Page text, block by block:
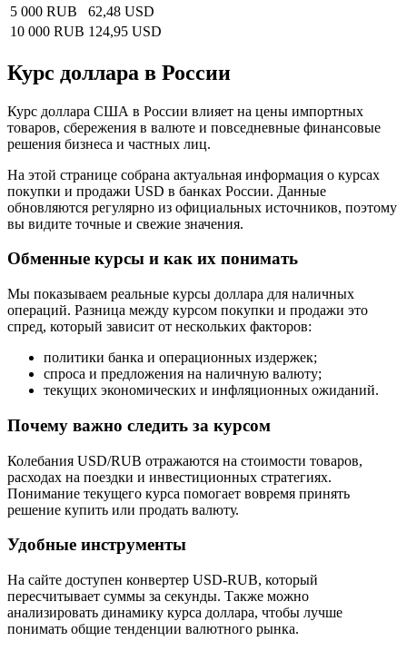
5 000 RUB
62,48 USD
10 000 RUB 124,95 USD
Курс доллара в России
Курс доллара США в России влияет на цены импортных
товаров, сбережения в валюте и повседневные финансовые
решения бизнеса и частных лиц.
На этой странице собрана актуальная информация о курсах
покупки и продажи USD в банках России. Данные
обновляются регулярно из официальных источников, поэтому
вы видите точные и свежие значения.
Обменные курсы и как их понимать
Мы показываем реальные курсы доллара для наличных
операций. Разница между курсом покупки и продажи это
спред, который зависит от нескольких факторов:
политики банка и операционных издержек;
спроса и предложения на наличную валюту;
текущих экономических и инфляционных ожиданий.
Почему важно следить за курсом
Колебания USD/RUB отражаются на стоимости товаров,
расходах на поездки и инвестиционных стратегиях.
Понимание текущего курса помогает вовремя принять
решение купить или продать валюту.
Удобные инструменты
На сайте доступен конвертер USD-RUB, который
пересчитывает суммы за секунды. Также можно
анализировать динамику курса доллара, чтобы лучше
понимать общие тенденции валютного рынка.